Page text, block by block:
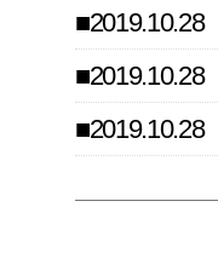
■2019.10.28
■2019.10.28
■2019.10.28